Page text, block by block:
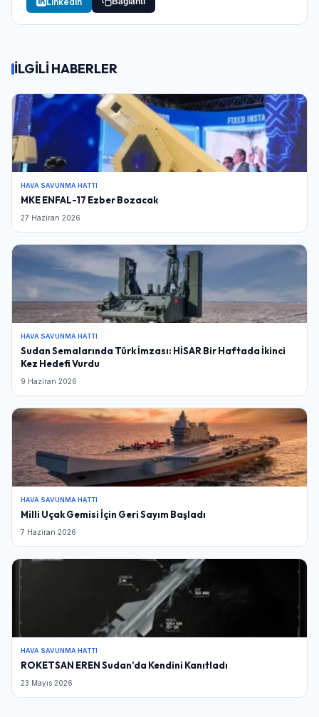
İLGİLİ HABERLER
HAVA SAVUNMA HATTI
MKE ENFAL-17 Ezber Bozacak
27 Haziran 2026
HAVA SAVUNMA HATTI
Sudan Semalarında Türk İmzası: HİSAR Bir Haftada İkinci
Kez Hedefi Vurdu
9 Haziran 2026
HAVA SAVUNMA HATTI
Milli Uçak Gemisi İçin Geri Sayım Başladı
7 Haziran 2026
HAVA SAVUNMA HATTI
ROKETSAN EREN Sudan’da Kendini Kanıtladı
23 Mayıs 2026